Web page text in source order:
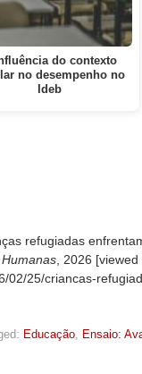
do contexto
no desempenho no
Ideb
refugiadas
, 2026 [viewed
02/25/criancas-
Educação
Ensaio: